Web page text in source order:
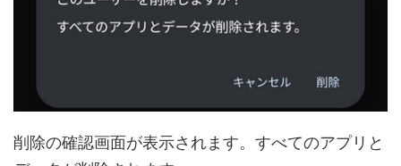
削除の確認画面が表示されます。すべてのアプリと